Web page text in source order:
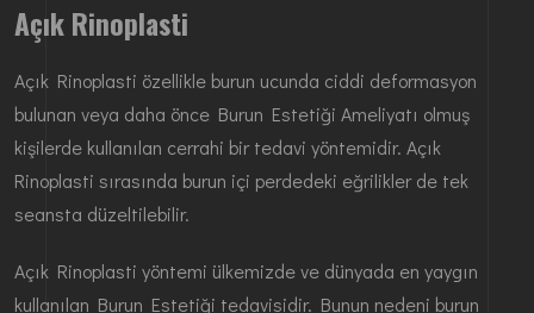
Açık Rinoplasti
Açık Rinoplasti özellikle burun ucunda ciddi deformasyon
bulunan veya daha önce Burun Estetiği Ameliyatı olmuş
kişilerde kullanılan cerrahi bir tedavi yöntemidir. Açık
Rinoplasti sırasında burun içi perdedeki eğrilikler de tek
seansta düzeltilebilir.
Açık Rinoplasti yöntemi ülkemizde ve dünyada en yaygın
kullanılan Burun Estetiği tedavisidir. Bunun nedeni burun